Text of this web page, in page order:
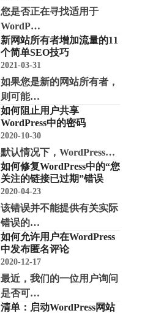
您是否正在寻找适用于
WordP…
新网站所有者增加流量的11
个简单SEO技巧
2021-03-31
如果您是新的网站所有者，
则可能…
如何阻止用户共享
WordPress中的密码
2020-10-30
默认情况下，WordPress…
如何修复WordPress中的“您
关注的链接已过期”错误
2020-04-23
该错误并不能提供有关实际
错误的…
如何允许用户在WordPress
中发布匿名评论
2020-12-17
最近，我们的一位用户询问
是否可…
清单：启动WordPress网站